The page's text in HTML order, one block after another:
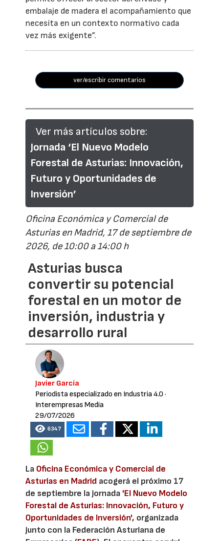
embalaje de madera el acompañamiento que
necesita en un contexto normativo cada
vez más exigente”.
ver/escribir comentarios
Ver más artículos sobre:
Jornada ‘El Nuevo Modelo
Forestal de Asturias: Innovación,
Futuro y Oportunidades de
Inversión’
Oficina Económica y Comercial de
Asturias en Madrid, 17 de septiembre de
2026, de 10:00 a 14:00 h
Asturias busca
convertir su potencial
forestal en un motor de
inversión, industria y
desarrollo rural
Javier García
Periodista especializado en Industria 4.0 ·
Interempresas Media
29/07/2026
6347
La Oficina Económica y Comercial de
Asturias en Madrid acogerá el próximo 17
de septiembre la jornada 'El Nuevo Modelo
Forestal de Asturias: Innovación, Futuro y
Oportunidades de Inversión', organizada
junto con la Federación Asturiana de